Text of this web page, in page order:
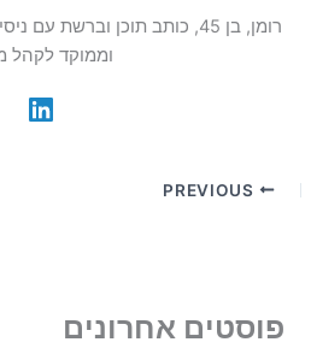
רומן, בן 45, כותב תוכן וברשת
וממוקד לקהל
פוסטים אחרונים